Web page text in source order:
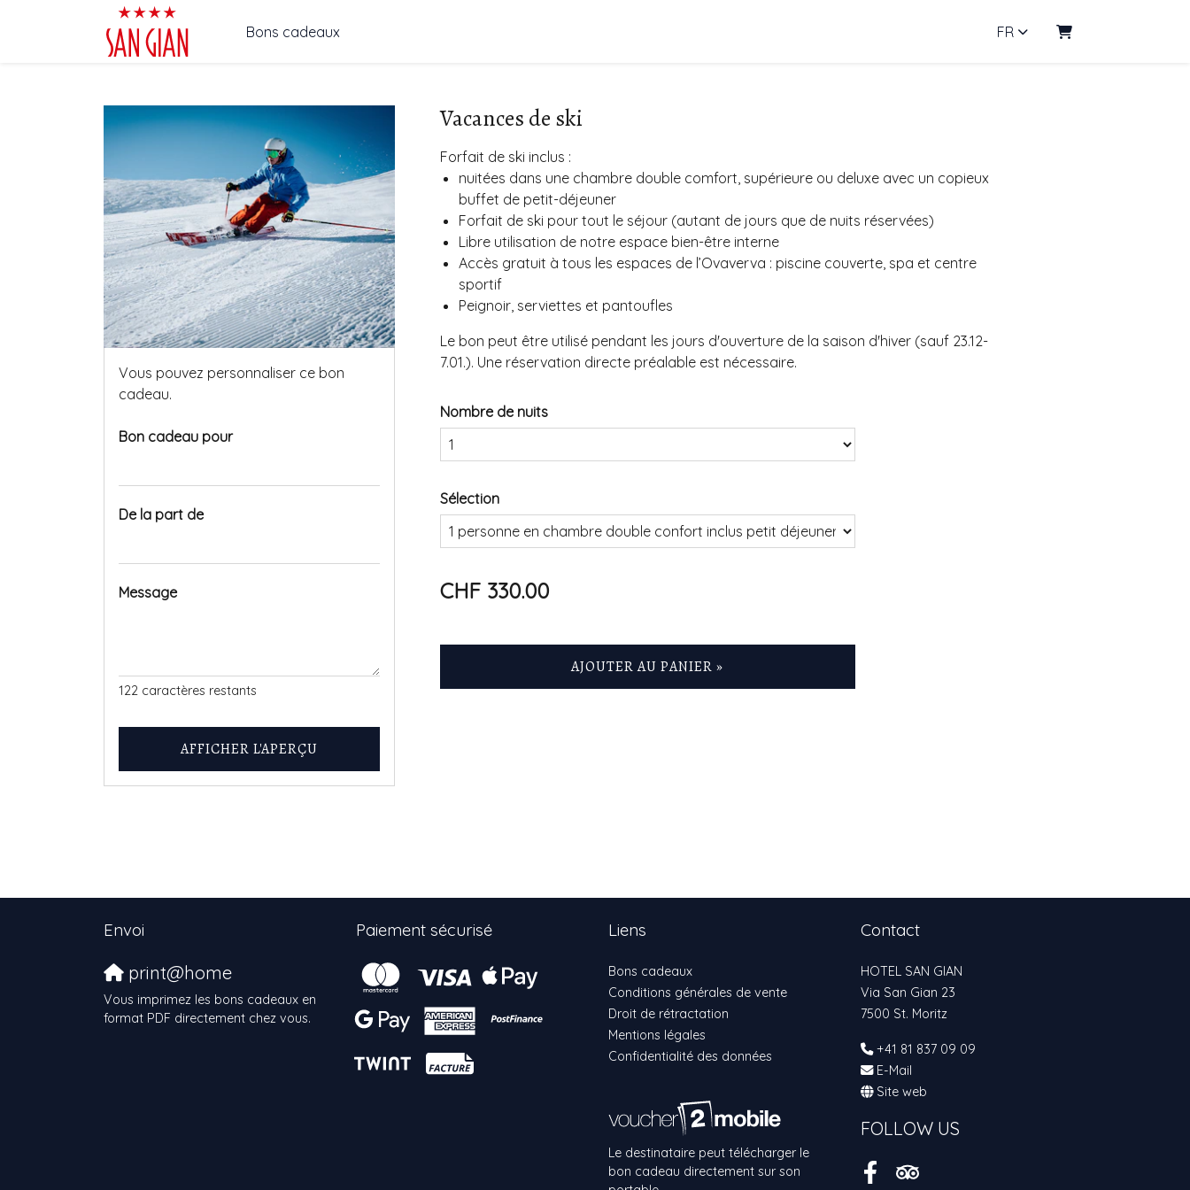
Bons cadeaux FR
Panier
Vous pouvez personnaliser ce bon
cadeau.
Bon cadeau pour
De la part de
Message
122 caractères restants
AFFICHER L'APERÇU
Vacances de ski
Forfait de ski inclus :
nuitées dans une chambre double comfort, supérieure ou deluxe avec un copieux
buffet de petit-déjeuner
Forfait de ski pour tout le séjour (autant de jours que de nuits réservées)
Libre utilisation de notre espace bien-être interne
Accès gratuit à tous les espaces de l’Ovaverva : piscine couverte, spa et centre
sportif
Peignoir, serviettes et pantoufles
Le bon peut être utilisé pendant les jours d'ouverture de la saison d'hiver (sauf 23.12-
7.01.). Une réservation directe préalable est nécessaire.
Nombre de nuits
Sélection
CHF 330.00
AJOUTER AU PANIER »
Envoi
print@home
Vous imprimez les bons cadeaux en
format PDF directement chez vous.
Paiement sécurisé Liens
Bons cadeaux
Conditions générales de vente
Droit de rétractation
Mentions légales
Confidentialité des données
Le destinataire peut télécharger le
bon cadeau directement sur son
Contact
HOTEL SAN GIAN
Via San Gian 23
7500 St. Moritz
+41 81 837 09 09
E-Mail
Site web
FOLLOW US
FacebookTripadvisor